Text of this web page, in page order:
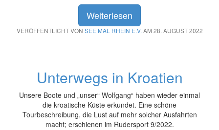
Weiterlesen
VERÖFFENTLICHT VON SEE MAL RHEIN E.V. AM 28. AUGUST 2022
Unterwegs in Kroatien
Unsere Boote und „unser“ Wolfgang“ haben wieder einmal
die kroatische Küste erkundet. Eine schöne
Tourbeschreibung, die Lust auf mehr solcher Ausfahrten
macht; erschienen im Rudersport 9/2022.